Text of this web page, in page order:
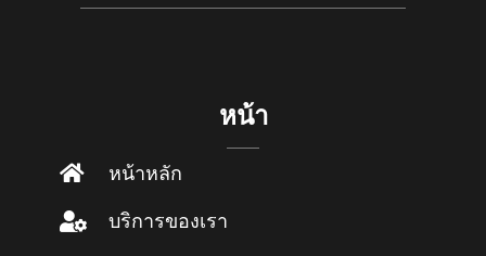
หน้า
หน้าหลัก
บริการของเรา